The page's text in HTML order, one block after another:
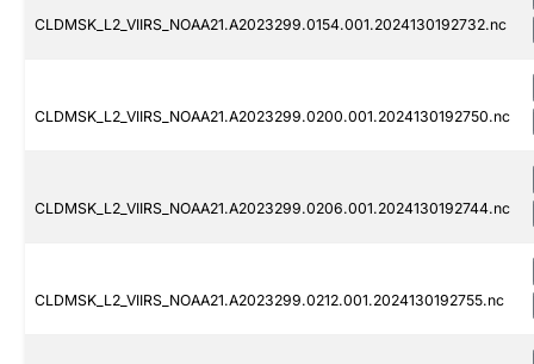
CLDMSK_L2_VIIRS_NOAA21.A2023299.0154.001.2024130192732.nc
CLDMSK_L2_VIIRS_NOAA21.A2023299.0200.001.2024130192750.nc
CLDMSK_L2_VIIRS_NOAA21.A2023299.0206.001.2024130192744.nc
CLDMSK_L2_VIIRS_NOAA21.A2023299.0212.001.2024130192755.nc